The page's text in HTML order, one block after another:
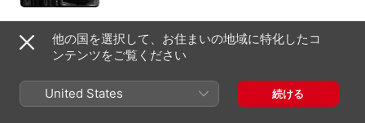
2016、1トラック、1分
他の国を選択して、お住まいの地域に特化したコ
ンテンツをご覧ください
United States 続ける